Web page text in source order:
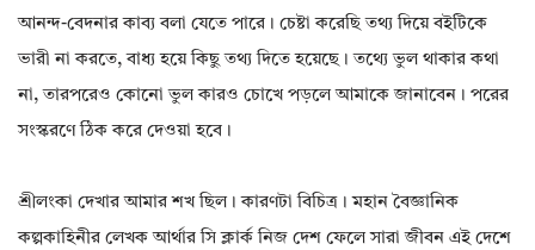
আনন্দ-বেদনার কাব্য বলা যেতে পারে। চেষ্টা করেছি তথ্য দিয়ে বইটিকে
ভারী না করতে, বাধ্য হয়ে কিছু তথ্য দিতে হয়েছে। তথ্যে ভুল থাকার কথা
না, তারপরেও কোনো ভুল কারও চোখে পড়লে আমাকে জানাবেন। পরের
সংস্করণে ঠিক করে দেওয়া হবে।
শ্রীলংকা দেখার আমার শখ ছিল। কারণটা বিচিত্র। মহান বৈজ্ঞানিক
কল্পকাহিনীর লেখক আর্থার সি ক্লার্ক নিজ দেশ ফেলে সারা জীবন এই দেশে